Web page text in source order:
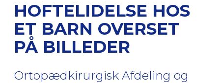
HOFTELIDELSE HOS
ET BARN OVERSET
PÅ BILLEDER
Ortopædkirurgisk Afdeling og